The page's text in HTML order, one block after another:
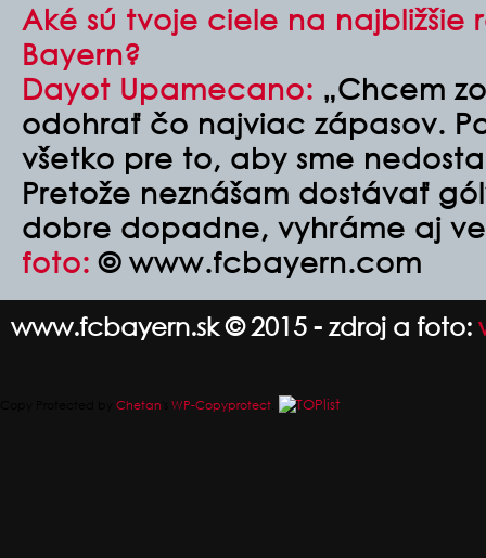
Aké sú tvoje ciele na najbližšie
Bayern?
Dayot Upamecano: „Chcem
odohrať čo najviac zápasov.
všetko pre to, aby sme
Pretože neznášam dostávať
dobre dopadne, vyhráme aj
foto: © www.fcbayern.com
www.fcbayern.sk © 2015 - zdroj a foto:
Chetan WP-Copyprotect